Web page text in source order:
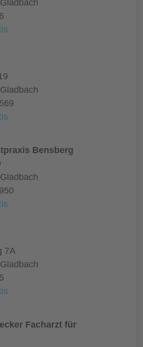
Bensberg
7A
Facharzt für